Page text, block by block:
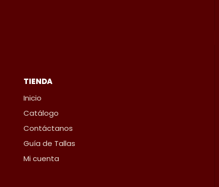
TIENDA
Inicio
Catálogo
Contáctanos
Guía de Tallas
Mi cuenta